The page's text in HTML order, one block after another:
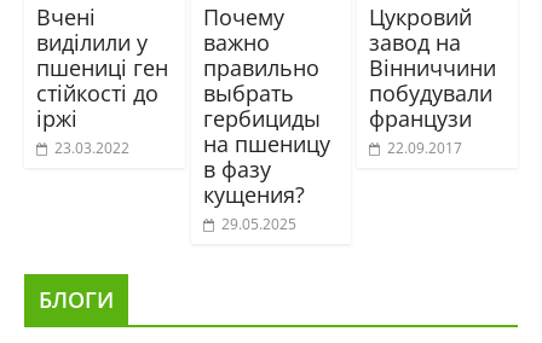
Вчені
виділили у
пшениці ген
стійкості до
іржі
23.03.2022
Почему
важно
правильно
выбрать
гербициды
на пшеницу
в фазу
кущения?
29.05.2025
Цукровий
завод на
Вінниччини
побудували
французи
22.09.2017
БЛОГИ